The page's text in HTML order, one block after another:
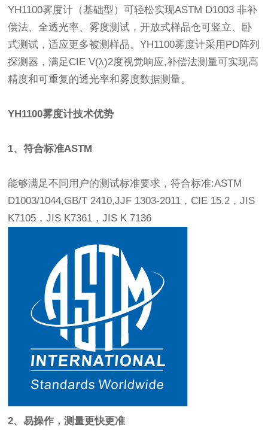
YH1100雾度计（基础型）可轻松实现ASTM D1003 非补
偿法、全透光率、雾度测试，开放式样品仓可竖立、卧
式测试，适应更多被测样品。YH1100雾度计采用PD阵列
探测器，满足CIE V(λ)2度视觉响应,补偿法测量可实现高
精度和可重复的透光率和雾度数据测量。
YH1100雾度计技术优势
1、符合标准ASTM
能够满足不同用户的测试标准要求，符合标准:ASTM
D1003/1044,GB/T 2410,JJF 1303-2011，CIE 15.2，JIS
K7105，JIS K7361，JIS K 7136
2、易操作，测量更快更准